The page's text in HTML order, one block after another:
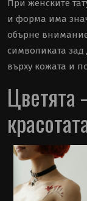
При женските
и форма има
обърне
символиката
върху кожата и
Цветята